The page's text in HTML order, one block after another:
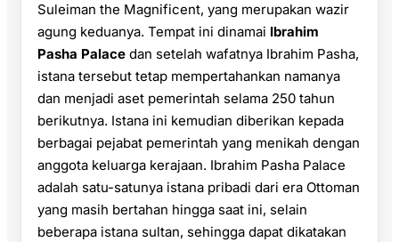
Suleiman the Magnificent, yang merupakan wazir
agung keduanya. Tempat ini dinamai Ibrahim
Pasha Palace dan setelah wafatnya Ibrahim Pasha,
istana tersebut tetap mempertahankan namanya
dan menjadi aset pemerintah selama 250 tahun
berikutnya. Istana ini kemudian diberikan kepada
berbagai pejabat pemerintah yang menikah dengan
anggota keluarga kerajaan. Ibrahim Pasha Palace
adalah satu-satunya istana pribadi dari era Ottoman
yang masih bertahan hingga saat ini, selain
beberapa istana sultan, sehingga dapat dikatakan